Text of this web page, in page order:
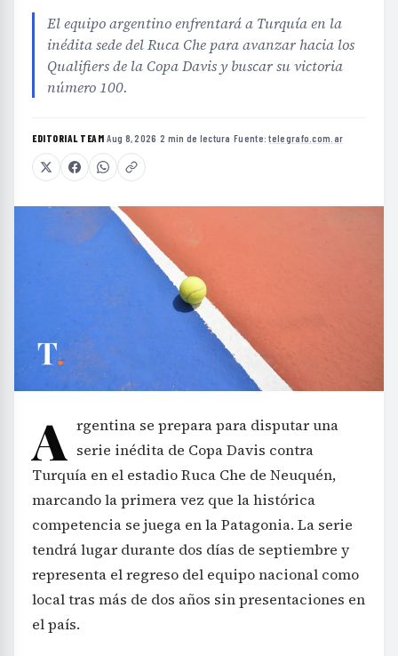
El equipo argentino enfrentará a Turquía en la
inédita sede del Ruca Che para avanzar hacia los
Qualifiers de la Copa Davis y buscar su victoria
número 100.
EDITORIAL TEAM·Aug 8, 2026 ·2 min de lectura ·Fuente:telegrafo.com.ar
A rgentina se prepara para disputar una
serie inédita de Copa Davis contra
Turquía en el estadio Ruca Che de Neuquén,
marcando la primera vez que la histórica
competencia se juega en la Patagonia. La serie
tendrá lugar durante dos días de septiembre y
representa el regreso del equipo nacional como
local tras más de dos años sin presentaciones en
el país.